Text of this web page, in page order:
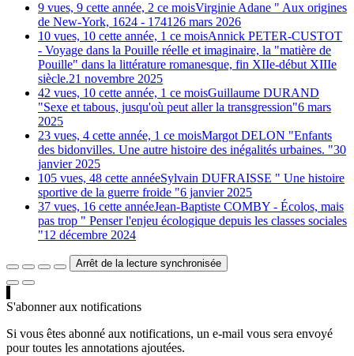
9 vues, 9 cette année, 2 ce moisVirginie Adane " Aux origines
de New-York, 1624 - 1741 26 mars 2026
10 vues, 10 cette année, 1 ce moisAnnick PETER-CUSTOT
- Voyage dans la Pouille réelle et imaginaire, la "matière de
Pouille" dans la littérature romanesque, fin XIIe-début XIIIe
siècle.21 novembre 2025
42 vues, 10 cette année, 1 ce moisGuillaume DURAND
"Sexe et tabous, jusqu'où peut aller la transgression"6 mars
2025
23 vues, 4 cette année, 1 ce moisMargot DELON "Enfants
des bidonvilles. Une autre histoire des inégalités urbaines. "30
janvier 2025
105 vues, 48 cette annéeSylvain DUFRAISSE " Une histoire
sportive de la guerre froide "6 janvier 2025
37 vues, 16 cette annéeJean-Baptiste COMBY - Écolos, mais
pas trop " Penser l'enjeu écologique depuis les classes sociales
"12 décembre 2024
Arrêt de la lecture synchronisée
S'abonner aux notifications
Si vous êtes abonné aux notifications, un e-mail vous sera envoyé
pour toutes les annotations ajoutées.